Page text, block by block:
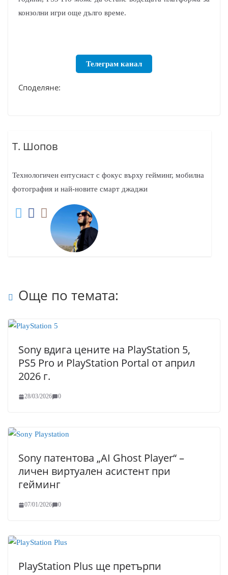
конзолни игри още дълго време.
Телеграм канал
Споделяне:
Т. Шопов
Технологичен ентусиаст с фокус върху гейминг, мобилна
фотография и най-новите смарт джаджи
Още по темата:
Sony вдига цените на PlayStation 5,
PS5 Pro и PlayStation Portal от април
2026 г.
28/03/2026 0
Sony патентова „AI Ghost Player“ –
личен виртуален асистент при
гейминг
07/01/2026 0
PlayStation Plus ще претърпи